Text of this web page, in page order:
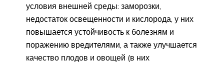
условия внешней среды: заморозки,
недостаток освещенности и кислорода, у них
повышается устойчивость к болезням и
поражению вредителями, а также улучшается
качество плодов и овощей (в них